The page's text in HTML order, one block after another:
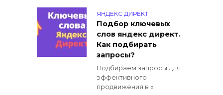
ЯНДЕКС ДИРЕКТ
Подбор ключевых
слов яндекс директ.
Как подбирать
запросы?
Подбираем запросы для
эффективного
продвижения в «